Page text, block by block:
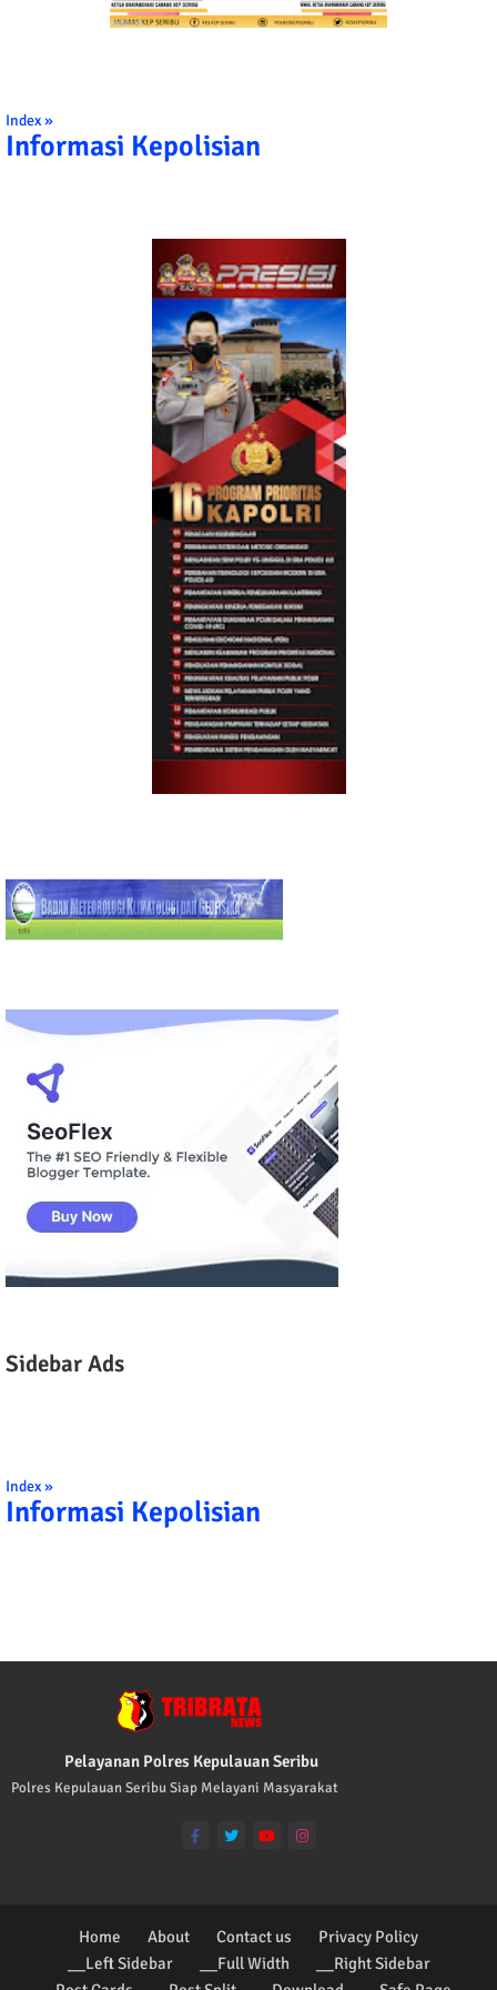
Index »
Informasi Kepolisian
Sidebar Ads
Index »
Informasi Kepolisian
Pelayanan Polres Kepulauan Seribu
Polres Kepulauan Seribu Siap Melayani Masyarakat
Home About Contact us
Privacy Policy
__Left Sidebar
__Full Width
__Right Sidebar